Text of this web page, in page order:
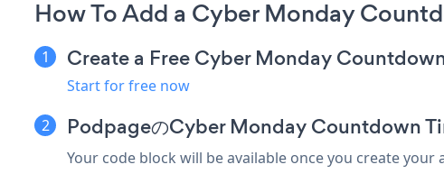
How To Add a Cyber Monday
Create a Free Cyber Monday
Start for free now
PodpageのCyber Monday Countdown
Your code block will be available once you create your